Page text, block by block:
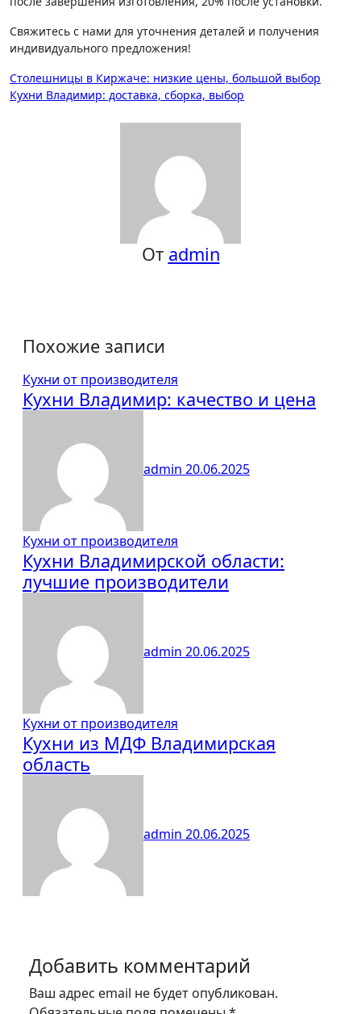
Свяжитесь с нами для уточнения деталей и получения
индивидуального предложения!
Навигация
по
Столешницы в Киржаче: низкие цены, большой выбор
Кухни Владимир: доставка, сборка, выбор
От admin
Похожие записи
Кухни от производителя
Кухни Владимир: качество и цена
admin 20.06.2025
Кухни от производителя
Кухни Владимирской области:
лучшие производители
admin 20.06.2025
Кухни от производителя
Кухни из МДФ Владимирская
область
admin 20.06.2025
Добавить комментарий
Ваш адрес email не будет опубликован.